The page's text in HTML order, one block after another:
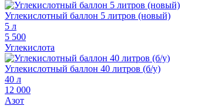
Углекислотный баллон 5 литров (новый)
5 л
5 500
Углекислота
Углекислотный баллон 40 литров (б/у)
40 л
12 000
Азот